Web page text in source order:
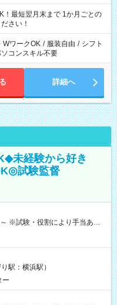
！最短翌月末まで 1か月ごとの
さい！
WワークOK / 服装自由 / シフト
コンスキル不要
詳細へ
未経験から好き
試験監督
（前払い）オプションあ
1週間ほどで給与の一部を受け
（休憩1時間） 時給1,300円
※当日の役割により時給＋100
13:30（休憩なし） 時給1,300
8,400円＋交通費 【試用期
駅：横浜駅）
ー